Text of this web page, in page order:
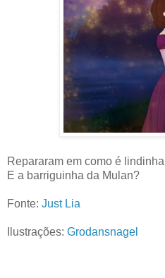
Repararam em como é
E a barriguinha da Mulan?
Fonte: Just Lia
Ilustrações: Grodansnagel